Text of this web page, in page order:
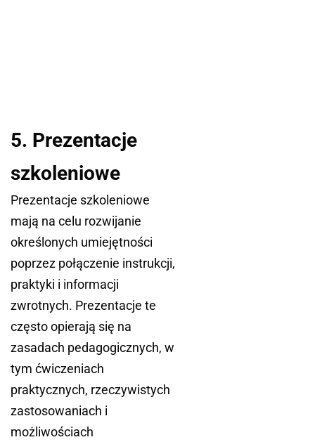
5. Prezentacje
szkoleniowe
Prezentacje szkoleniowe
mają na celu rozwijanie
określonych umiejętności
poprzez połączenie instrukcji,
praktyki i informacji
zwrotnych. Prezentacje te
często opierają się na
zasadach pedagogicznych, w
tym ćwiczeniach
praktycznych, rzeczywistych
zastosowaniach i
możliwościach